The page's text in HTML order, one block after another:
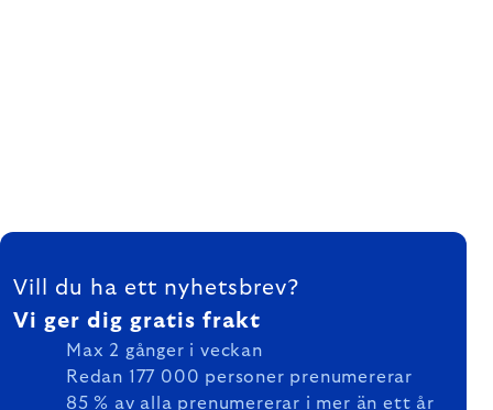
FOOTER
Vill du ha ett nyhetsbrev?
Vi ger dig gratis frakt
Max 2 gånger i veckan
Redan 177 000 personer prenumererar
85 % av alla prenumererar i mer än ett år